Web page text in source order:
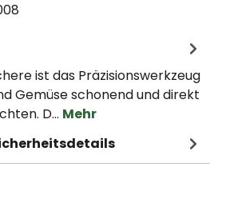
ist das Präzisionswerkzeug
Gemüse schonend und direkt
D… Mehr